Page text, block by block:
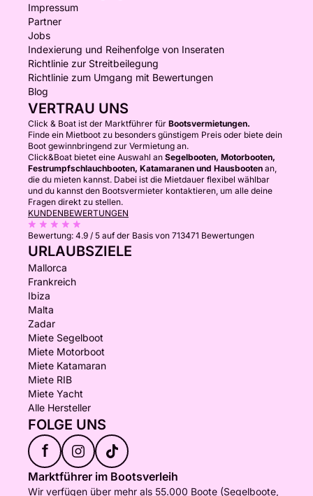
Impressum
Partner
Jobs
Indexierung und Reihenfolge von Inseraten
Richtlinie zur Streitbeilegung
Richtlinie zum Umgang mit Bewertungen
Blog
VERTRAU UNS
Click & Boat ist der Marktführer für Bootsvermietungen.
Finde ein Mietboot zu besonders günstigem Preis oder biete dein
Boot gewinnbringend zur Vermietung an.
Click&Boat bietet eine Auswahl an Segelbooten, Motorbooten,
Festrumpfschlauchbooten, Katamaranen und Hausbooten an,
die du mieten kannst. Dabei ist die Mietdauer flexibel wählbar
und du kannst den Bootsvermieter kontaktieren, um alle deine
Fragen direkt zu stellen.
KUNDENBEWERTUNGEN
Bewertung: 4.9 / 5 auf der Basis von 713471 Bewertungen
URLAUBSZIELE
Mallorca
Frankreich
Ibiza
Malta
Zadar
Miete Segelboot
Miete Motorboot
Miete Katamaran
Miete RIB
Miete Yacht
Alle Hersteller
FOLGE UNS
f
Marktführer im Bootsverleih
Wir verfügen über mehr als 55.000 Boote (Segelboote,